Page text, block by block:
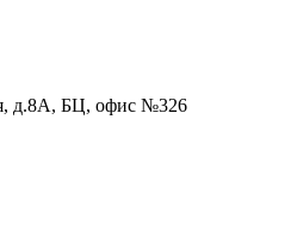
д.8А, БЦ, офис №326